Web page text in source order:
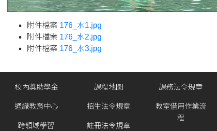
附件檔案 176_水1.jpg
附件檔案 176_水2.jpg
附件檔案 176_水3.jpg
校內獎助學金
通識教育中心
跨領域學習
課程地圖
招生法令規章
註冊法令規章
課務法令規章
教室借用作業流
程